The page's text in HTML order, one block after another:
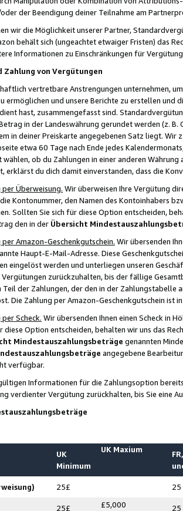
der Beendigung deiner Teilnahme am
wir die Möglichkeit unserer Partner,
behält sich (ungeachtet etwaiger Fristen) das
Informationen zu Einschränkungen für
Zahlung von Vergütungen
vertretbare Anstrengungen unternehmen,
ermöglichen und unsere Berichte zu erstellen und
hast, zusammengefasst sind.
in der Landeswährung gerundet werden (z.
in deiner Preiskarte angegebenen Satz liegt.
etwa 60 Tage nach Ende jedes
wählen, ob du Zahlungen in einer anderen
erklärst du dich damit einverstanden, dass die
Überweisung. Wir überweisen Ihre Vergütung
Kontonummer, den Namen des Kontoinhabers
Sollten Sie sich für diese Option entscheiden,
den in der Übersicht
Amazon-Geschenkgutschein. Wir übersenden
Haupt-E-Mail-Adresse. Diese
eingelöst werden und unterliegen unseren
Vergütungen zurückzuhalten, bis der fällige
Teil der Zahlungen, der den in der
Die Zahlung per Amazon-Geschenkgutschein ist
Scheck. Wir übersenden Ihnen einen Scheck in
diese Option entscheiden, behalten wir uns das
Mindestauszahlungsbeträge genannten
angegebene
verfügbar.
Informationen für die Zahlungsoption
verdienter Vergütung zurückhalten, bis Sie
UK
Minimum
UK Maxium
25£ 25
25£ £5,000 25